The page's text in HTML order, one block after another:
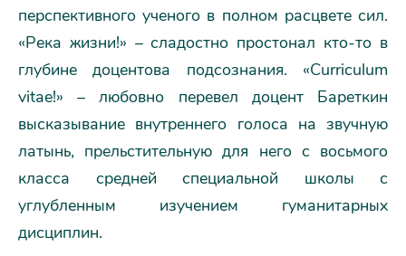
перспективного ученого в полном расцвете сил.
«Река жизни!» – сладостно простонал кто-то в
глубине доцентова подсознания. «Curriculum
vitae!» – любовно перевел доцент Бареткин
высказывание внутреннего голоса на звучную
латынь, прельстительную для него с восьмого
класса средней специальной школы с
углубленным изучением гуманитарных
дисциплин.